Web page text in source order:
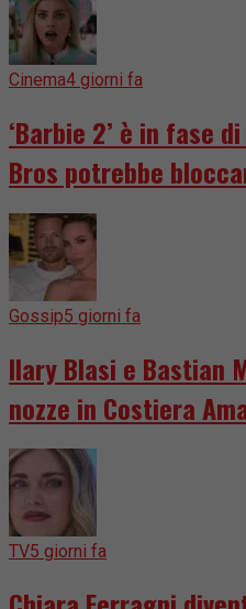
Cinema4 giorni fa
‘Barbie 2’ è in fase
Bros potrebbe
Gossip5 giorni fa
Ilary Blasi e Bastian
nozze in Costiera
TV5 giorni fa